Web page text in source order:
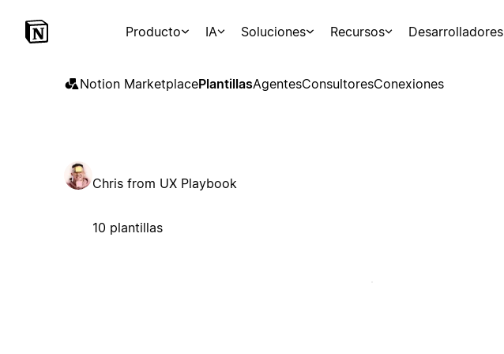
Producto IA Soluciones Recursos Desarrolladores
Notion MarketplacePlantillasAgentesConsultoresConexiones
Chris from UX Playbook
10 plantillas